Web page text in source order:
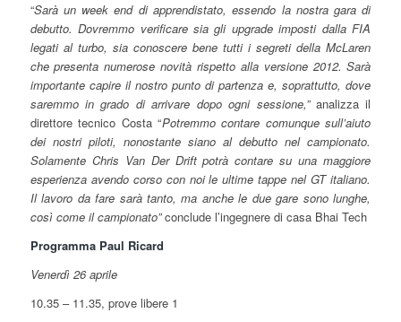
“Sarà un week end di apprendistato, essendo la nostra gara di
debutto. Dovremmo verificare sia gli upgrade imposti dalla FIA
legati al turbo, sia conoscere bene tutti i segreti della McLaren
che presenta numerose novità rispetto alla versione 2012. Sarà
importante capire il nostro punto di partenza e, soprattutto, dove
saremmo in grado di arrivare dopo ogni sessione,”analizza il
direttore tecnico Costa “Potremmo contare comunque sull’aiuto
dei nostri piloti, nonostante siano al debutto nel campionato.
Solamente Chris Van Der Drift potrà contare su una maggiore
esperienza avendo corso con noi le ultime tappe nel GT italiano.
Il lavoro da fare sarà tanto, ma anche le due gare sono lunghe,
così come il campionato”conclude l’ingegnere di casa Bhai Tech
Programma Paul Ricard
Venerdì 26 aprile
10.35 – 11.35, prove libere 1